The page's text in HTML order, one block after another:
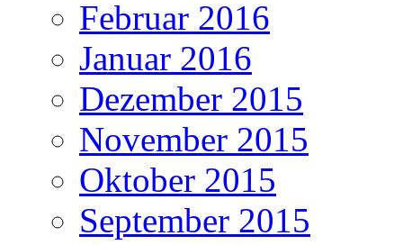
Februar 2016
Januar 2016
Dezember 2015
November 2015
Oktober 2015
September 2015